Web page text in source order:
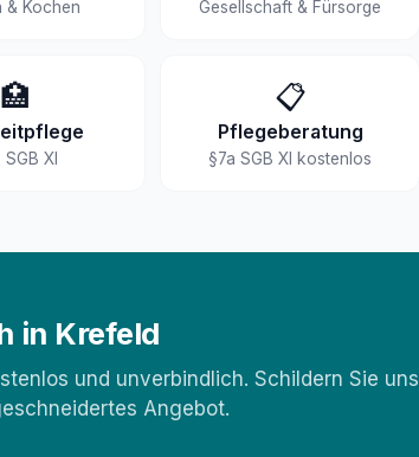
& Kochen Gesellschaft & Fürsorge
🏥
XI
📋
Pflegeberatung
§7a SGB XI kostenlos
in Krefeld
und unverbindlich. Schildern Sie uns
Angebot.